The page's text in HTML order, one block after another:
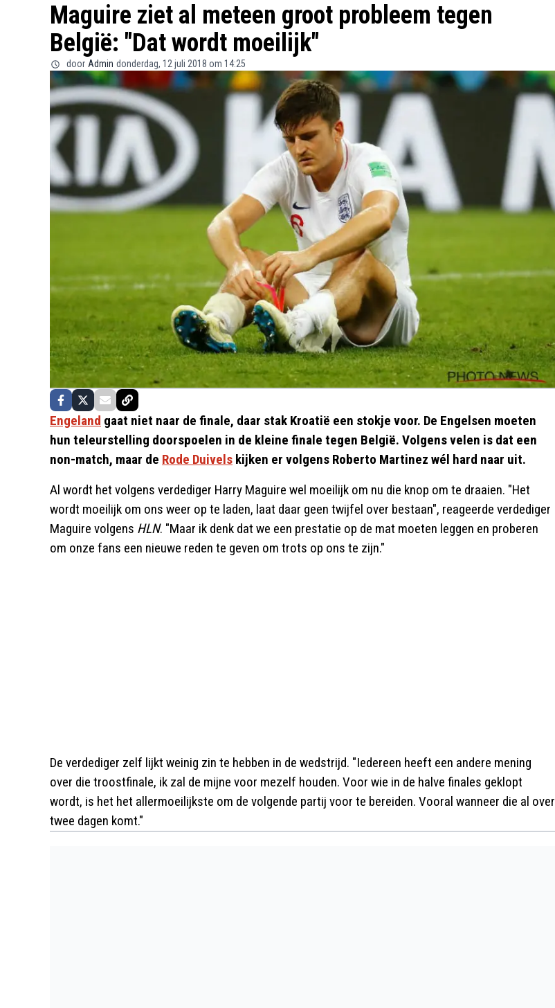
Maguire ziet al meteen groot probleem tegen
België: "Dat wordt moeilijk"
door Admin donderdag, 12 juli 2018 om 14:25
Engeland gaat niet naar de finale, daar stak Kroatië een stokje voor. De Engelsen moeten
hun teleurstelling doorspoelen in de kleine finale tegen België. Volgens velen is dat een
non-match, maar de Rode Duivels kijken er volgens Roberto Martinez wél hard naar uit.
Al wordt het volgens verdediger Harry Maguire wel moeilijk om nu die knop om te draaien. "Het
wordt moeilijk om ons weer op te laden, laat daar geen twijfel over bestaan", reageerde verdediger
Maguire volgens HLN. "Maar ik denk dat we een prestatie op de mat moeten leggen en proberen
om onze fans een nieuwe reden te geven om trots op ons te zijn."
De verdediger zelf lijkt weinig zin te hebben in de wedstrijd. "Iedereen heeft een andere mening
over die troostfinale, ik zal de mijne voor mezelf houden. Voor wie in de halve finales geklopt
wordt, is het het allermoeilijkste om de volgende partij voor te bereiden. Vooral wanneer die al over
twee dagen komt."